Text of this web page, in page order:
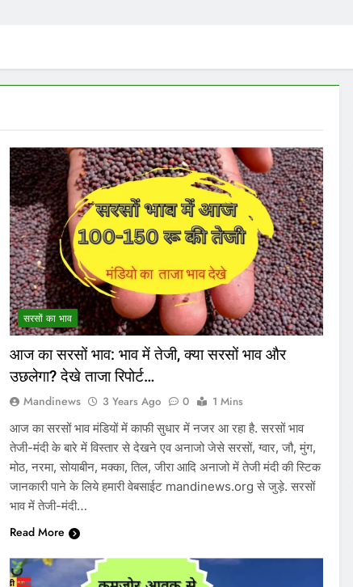
सरसों का भाव
आज का सरसों भाव: भाव में तेजी, क्या सरसों भाव और
उछलेगा? देखे ताजा रिपोर्ट…
Mandinews 3 Years Ago 0
1 Mins
आज का सरसों भाव मंडियों में काफी सुधार में नजर आ रहा है. सरसों भाव
तेजी-मंदी के बारे में विस्तार से देखने एव अनाजो जेसे सरसों, ग्वार, जौ, मुंग,
मोठ, नरमा, सोयाबीन, मक्का, तिल, जीरा आदि अनाजो में तेजी मंदी की स्टिक
जानकारी पाने के लिये हमारी वेबसाईट mandinews.org से जुड़े. सरसों
भाव में तेजी-मंदी…
Read More